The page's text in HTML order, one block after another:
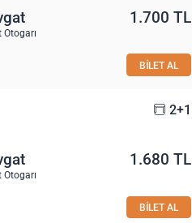
1.700 TL
BİLET AL
2+1
1.680 TL
BİLET AL